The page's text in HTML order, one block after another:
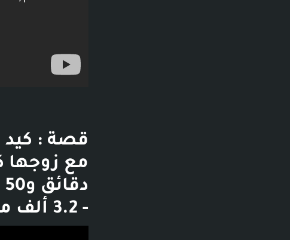
قصة : كيد
- 3.2 ألف مشاهدة - قبل 8 أيام - تشغيل الفيديو